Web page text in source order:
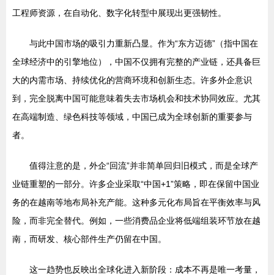
工程师资源，在自动化、数字化转型中展现出更强韧性。
与此中国市场的吸引力重新凸显。作为“东方迈德”（指中国在
全球经济中的引擎地位），中国不仅拥有完整的产业链，还具备巨
大的内需市场、持续优化的营商环境和创新生态。许多外企意识
到，完全脱离中国可能意味着失去市场机会和技术协同效应。尤其
在高端制造、绿色科技等领域，中国已成为全球创新的重要参与
者。
值得注意的是，外企“回流”并非简单回归旧模式，而是全球产
业链重塑的一部分。许多企业采取“中国+1”策略，即在保留中国业
务的在越南等地布局补充产能。这种多元化布局旨在平衡效率与风
险，而非完全替代。例如，一些消费品企业将低端组装环节放在越
南，而研发、核心部件生产仍留在中国。
这一趋势也反映出全球化进入新阶段：成本不再是唯一考量，